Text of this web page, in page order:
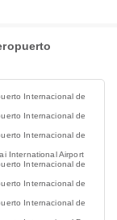
Internacional de
Internacional de
Internacional de
International Airport
Internacional de
Internacional de
Internacional de